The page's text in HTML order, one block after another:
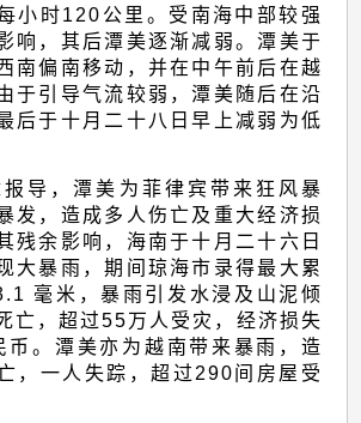
小时120公里。受南海中部较强
响，其后潭美逐渐减弱。潭美于
南偏南移动，并在中午前后在越
于引导气流较弱，潭美随后在沿
后于十月二十八日早上减弱为低
导，潭美为菲律宾带来狂风暴
发，造成多人伤亡及重大经济损
残余影响，海南于十月二十六日
大暴雨，期间琼海市录得最大累
毫米，暴雨引发水浸及山泥倾
亡，超过55万人受灾，经济损失
币。潭美亦为越南带来暴雨，造
，一人失踪，超过290间房屋受